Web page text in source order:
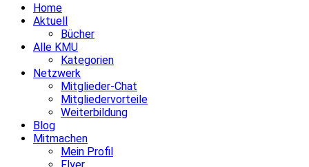
Home
Aktuell
Bücher
Alle KMU
Kategorien
Netzwerk
Mitglieder-Chat
Mitgliedervorteile
Weiterbildung
Blog
Mitmachen
Mein Profil
Flyer